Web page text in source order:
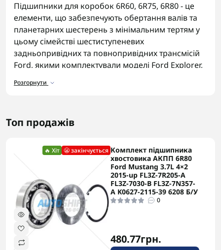
Підшипники для коробок 6R60, 6R75, 6R80 - це
елементи, що забезпечують обертання валів та
планетарних шестерень з мінімальним тертям у
цьому сімействі шестиступеневих
задньопривідних та повнопривідних трансмісій
Ford, якими комплектували моделі Ford Explorer,
проявляється гулом та вібрацією під час руху.
У каталозі представлені підшипники для коробок
Голчасті підшипникидля опори планетарних
Кулькові підшипникидля опори вихідних
валів.
Упорні шайби-підшипникидля фіксації
осьового зазору.
Ремонтні комплекти підшипників
капітального ремонту.
Розгорнути
Топ продажів
🔥 Хіт 😬 закінчується Комплект підшипника
хвостовика АКПП 6R80
Ford Mustang 3.7L 4×2
2015-up FL3Z-7R205-A
FL3Z-7030-B FL3Z-7N357-
A K0627-2115-39 6208 Б/У
0
480.77грн.